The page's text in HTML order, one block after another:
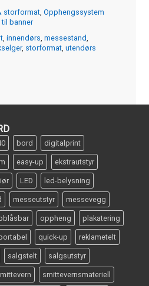
storformat, Opphengssystem
til banner
, innendørs, messestand,
, storformat, utendørs
bord digitalprint
easy-up ekstrautstyr
LED led-belysning
messeutstyr messevegg
oppheng plakatering
quick-up reklametelt
salgstelt salgsutstyr
smittevernsmateriell